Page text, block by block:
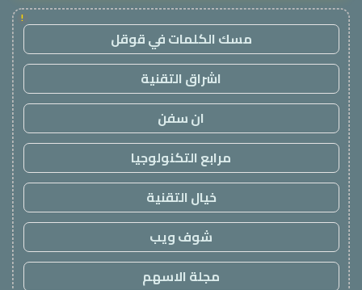
!
مسك الكلمات في قوقل
اشراق التقنية
ان سفن
مرابع التكنولوجيا
خيال التقنية
شوف ويب
مجلة الاسهم